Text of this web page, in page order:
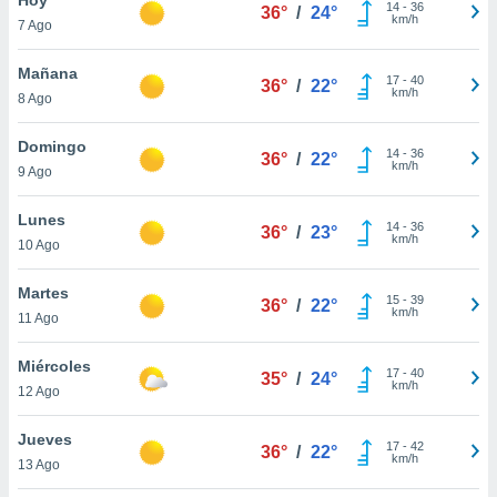
y
en
más
de
7 Ago
36° / 24° 14- 36
km/h
Mañana
8 Ago
36° / 22° 17- 40
km/h
Domingo
9 Ago
36° / 22° 14- 36
km/h
Lunes
10 Ago
36° / 23° 14- 36
km/h
Martes
11 Ago
36° / 22° 15- 39
km/h
Miércoles
12 Ago
35° / 24° 17- 40
km/h
Jueves
13 Ago
36° / 22° 17- 42
km/h